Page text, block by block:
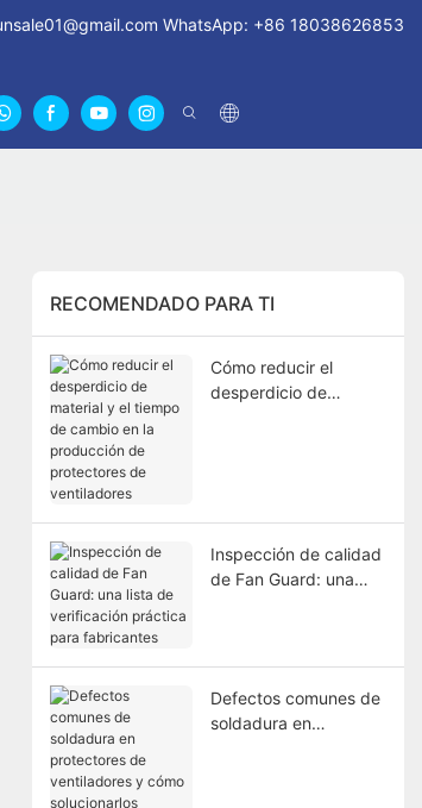
WhatsApp: +86 18038626853
CONTÁCTENOS SOBRE NOSOTROS
RECOMENDADO PARA TI
Cómo reducir el
desperdicio de
Inspección de calidad
de Fan Guard: una
Defectos comunes de
soldadura en